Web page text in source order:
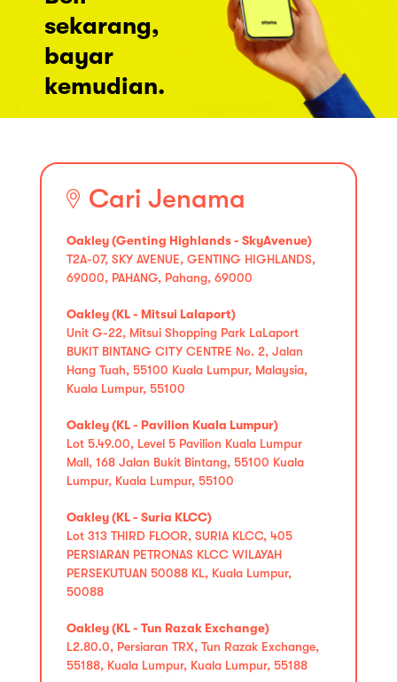
sekarang,
bayar
kemudian.
Cari Jenama
Oakley (Genting Highlands - SkyAvenue)
T2A-07, SKY AVENUE, GENTING HIGHLANDS,
69000, PAHANG, Pahang, 69000
Oakley (KL - Mitsui Lalaport)
Unit G-22, Mitsui Shopping Park LaLaport
BUKIT BINTANG CITY CENTRE No. 2, Jalan
Hang Tuah, 55100 Kuala Lumpur, Malaysia,
Kuala Lumpur, 55100
Oakley (KL - Pavilion Kuala Lumpur)
Lot 5.49.00, Level 5 Pavilion Kuala Lumpur
Mall, 168 Jalan Bukit Bintang, 55100 Kuala
Lumpur, Kuala Lumpur, 55100
Oakley (KL - Suria KLCC)
Lot 313 THIRD FLOOR, SURIA KLCC, 405
PERSIARAN PETRONAS KLCC WILAYAH
PERSEKUTUAN 50088 KL, Kuala Lumpur,
50088
Oakley (KL - Tun Razak Exchange)
L2.80.0, Persiaran TRX, Tun Razak Exchange,
55188, Kuala Lumpur, Kuala Lumpur, 55188